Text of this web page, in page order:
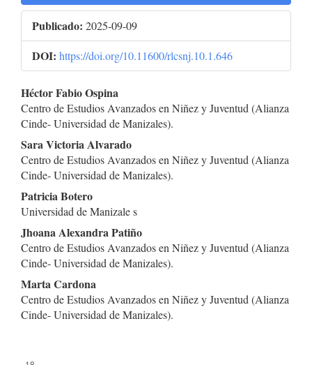
Publicado: 2025-09-09
DOI: https://doi.org/10.11600/rlcsnj.10.1.646
Contenido
principal
del
artículo
Héctor Fabio Ospina
Centro de Estudios Avanzados en Niñez y Juventud (Alianza
Cinde- Universidad de Manizales).
Sara Victoria Alvarado
Centro de Estudios Avanzados en Niñez y Juventud (Alianza
Cinde- Universidad de Manizales).
Patricia Botero
Universidad de Manizale s
Jhoana Alexandra Patiño
Centro de Estudios Avanzados en Niñez y Juventud (Alianza
Cinde- Universidad de Manizales).
Marta Cardona
Centro de Estudios Avanzados en Niñez y Juventud (Alianza
Cinde- Universidad de Manizales).